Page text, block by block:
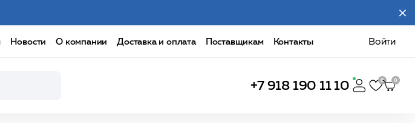
Новости О компании Доставка и оплата Поставщикам Контакты Войти
+7 918 190 11 10